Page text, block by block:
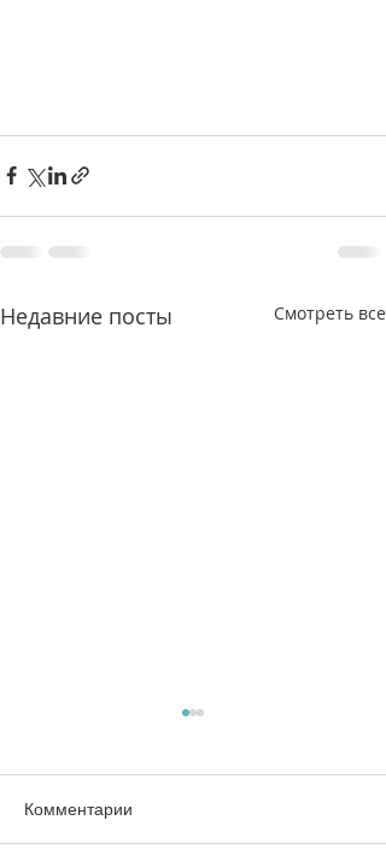
Недавние посты Смотреть все
Комментарии